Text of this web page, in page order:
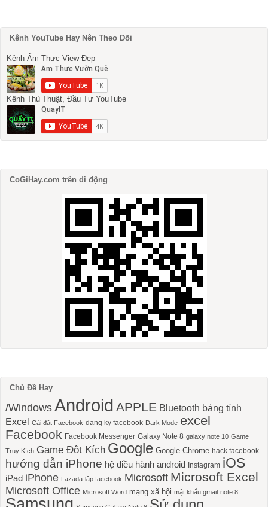
Kênh YouTube Hay Nên Theo Dõi
Kênh Ẩm Thực View Đẹp
Kênh Thủ Thuật, Đầu Tư YouTube
CoGiHay.com trên di động
Chủ Đề Hay
/Windows Android APPLE Bluetooth bảng tính
Excel Cài đặt Facebook dang ky facebook Dark Mode excel
Facebook Facebook Messenger Galaxy Note 8 galaxy note 10 Game
Truy Kích Game Đột Kích Google Google Chrome hack facebook
hướng dẫn iPhone hệ điều hành android Instagram iOS
iPad iPhone Lazada lập facebook Microsoft Microsoft Excel
Microsoft Office Microsoft Word mạng xã hội mật khẩu gmail note 8